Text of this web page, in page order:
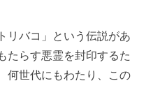
リバコ」という伝説があ
たらす悪霊を封印するた
何世代にもわたり、この